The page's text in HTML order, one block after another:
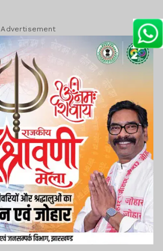
Advertisement